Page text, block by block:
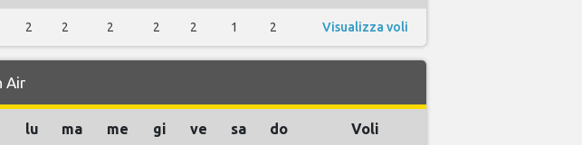
2 2 2 2 2 1 2 Visualizza voli
Air
lu ma me gi ve sa do Voli